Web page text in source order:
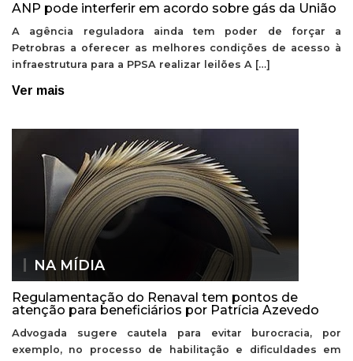
ANP pode interferir em acordo sobre gás da União
A agência reguladora ainda tem poder de forçar a
Petrobras a oferecer as melhores condições de acesso à
infraestrutura para a PPSA realizar leilões A […]
Ver mais
NA MÍDIA
Regulamentação do Renaval tem pontos de
atenção para beneficiários por Patrícia Azevedo
Advogada sugere cautela para evitar burocracia, por
exemplo, no processo de habilitação e dificuldades em